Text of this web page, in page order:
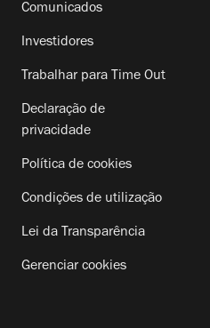
Comunicados
Investidores
Trabalhar para Time Out
Declaração de
privacidade
Política de cookies
Condições de utilização
Lei da Transparência
Gerenciar cookies